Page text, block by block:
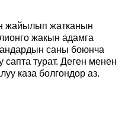
жайылып жатканын
жакын адамга
саны боюнча
сапта турат. Деген менен
каза болгондор аз.